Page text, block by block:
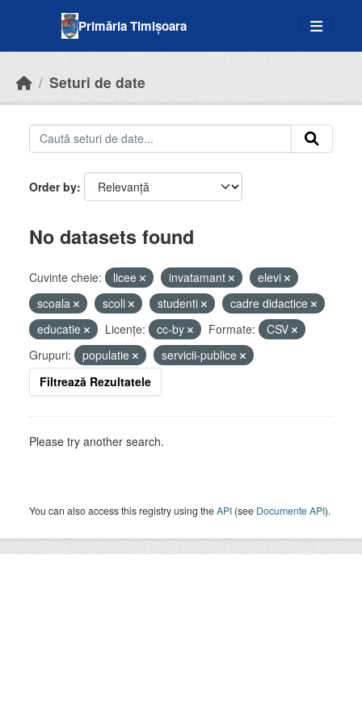
Primăria Timișoara
Seturi de date
Order by
No datasets found
Cuvinte cheie: licee invatamant
elevi
scoala
scoli studenti
cadre didactice
educatie
Licenţe: cc-by Formate:
CSV
Grupuri:
populatie
servicii-publice
Filtrează Rezultatele
Please try another search.
You can also access this registry using theAPI (see Documente API).